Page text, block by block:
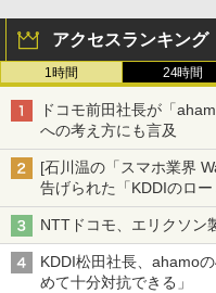
アクセスランキング
1時間 24時間
ドコモ前田社長が「
への考え方にも言及
[石川温の「スマホ業界
告げられた「KDDIのロ
穴と楽天モバイルの課題
NTTドコモ、エリクソン
KDDI松田社長、ahamo
めて十分対抗できる」